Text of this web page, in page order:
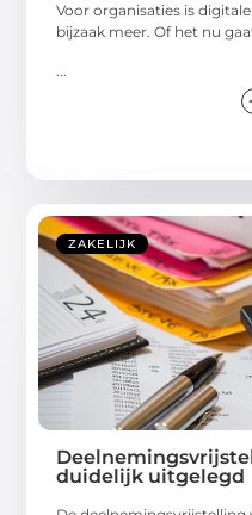
Voor organisaties is
bijzaak meer. Of het nu
ZAKELIJK
duidelijk uitgelegd